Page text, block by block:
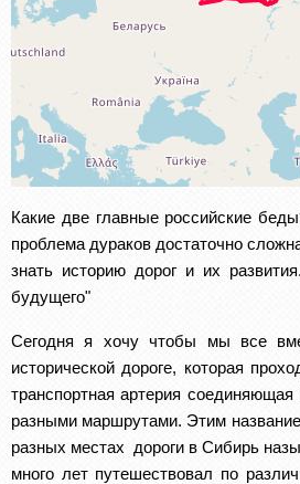
Какие две главные российские
проблема дураков достаточно
знать историю дорог и их
будущего"
Сегодня я хочу чтобы мы все
исторической дороге, которая
транспортная артерия
разными маршрутами. Этим
разных местах  дороги в Сибирь
много лет путешествовал по